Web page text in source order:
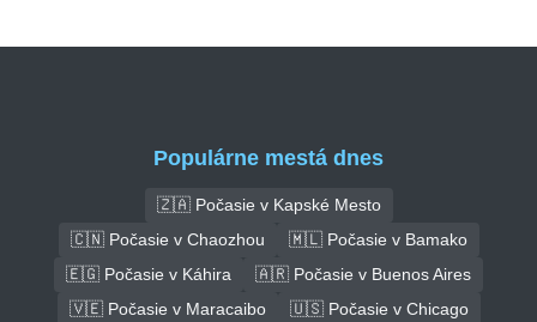
Populárne mestá dnes
🇿🇦 Počasie v Kapské Mesto
🇨🇳 Počasie v Chaozhou
🇲🇱 Počasie v Bamako
🇪🇬 Počasie v Káhira
🇦🇷 Počasie v Buenos Aires
🇻🇪 Počasie v Maracaibo
🇺🇸 Počasie v Chicago